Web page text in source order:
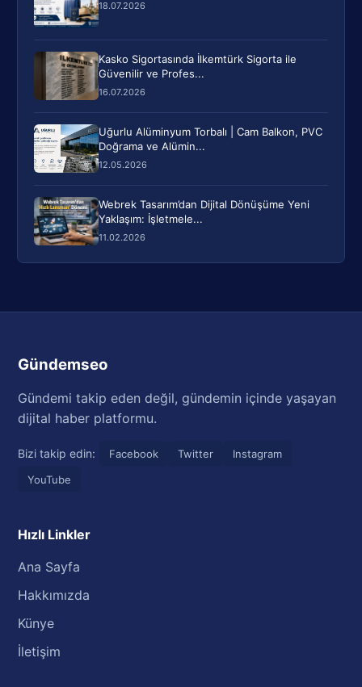
18.07.2026
Kasko Sigortasında İlkemtürk Sigorta ile
Güvenilir ve Profes...
16.07.2026
Uğurlu Alüminyum Torbalı | Cam Balkon, PVC
Doğrama ve Alümin...
12.05.2026
Webrek Tasarım’dan Dijital Dönüşüme Yeni
Yaklaşım: İşletmele...
11.02.2026
Gündemseo
Gündemi takip eden değil, gündemin içinde yaşayan
dijital haber platformu.
Bizi takip edin: Facebook Twitter
Instagram
YouTube
Hızlı Linkler
Ana Sayfa
Hakkımızda
Künye
İletişim